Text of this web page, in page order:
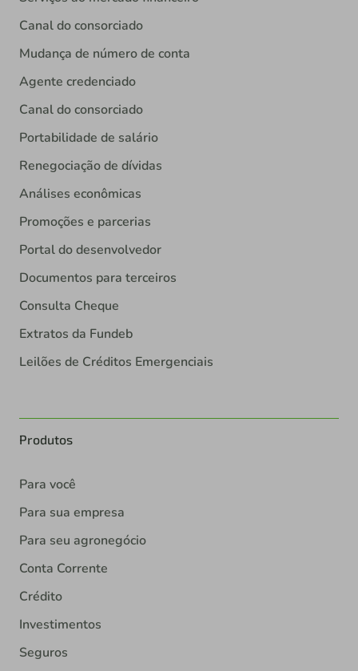
Canal do consorciado
Mudança de número de conta
Agente credenciado
Canal do consorciado
Portabilidade de salário
Renegociação de dívidas
Análises econômicas
Promoções e parcerias
Portal do desenvolvedor
Documentos para terceiros
Consulta Cheque
Extratos da Fundeb
Leilões de Créditos Emergenciais
Produtos
Para você
Para sua empresa
Para seu agronegócio
Conta Corrente
Crédito
Investimentos
Seguros